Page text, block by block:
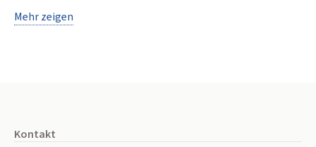
Mehr zeigen
Kontakt